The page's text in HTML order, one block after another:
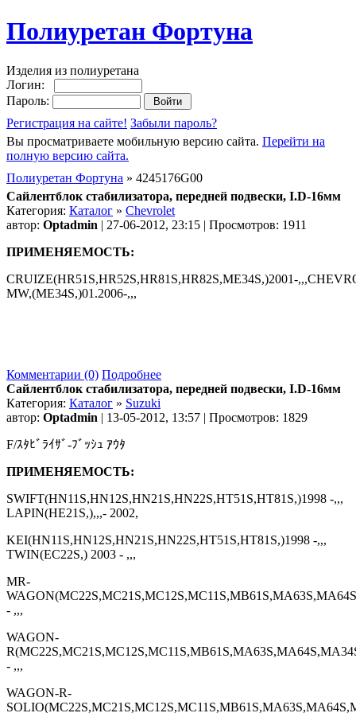
Полиуретан Фортуна
Изделия из полиуретана
Логин:
Пароль:
Регистрация на сайте! Забыли пароль?
Вы просматриваете мобильную версию сайта. Перейти на
полную версию сайта.
Полиуретан Фортуна » 4245176G00
Сайлентблок стабилизатора, передней подвески, I.D-16мм
Категория: Каталог » Chevrolet
автор: Optadmin | 27-06-2012, 23:15 | Просмотров: 1911
ПРИМЕНЯЕМОСТЬ:
CRUIZE(HR51S,HR52S,HR81S,HR82S,ME34S,)2001-
MW,(ME34S,)01.2006-,,,
Комментарии (0) Подробнее
Сайлентблок стабилизатора, передней подвески, I.D-16мм
Категория: Каталог » Suzuki
автор: Optadmin | 13-05-2012, 13:57 | Просмотров: 1829
F/ｽﾀﾋﾞﾗｲｻﾞ-ﾌﾞｯｼｭ ｱｳﾀ
ПРИМЕНЯЕМОСТЬ:
SWIFT(HN11S,HN12S,HN21S,HN22S,HT51S,HT81S,)1998 -,,,
LAPIN(HE21S,),,,- 2002,
KEI(HN11S,HN12S,HN21S,HN22S,HT51S,HT81S,)1998 -,,,
TWIN(EC22S,) 2003 - ,,,
MR-
- ,,,
WAGON-
- ,,,
WAGON-R-